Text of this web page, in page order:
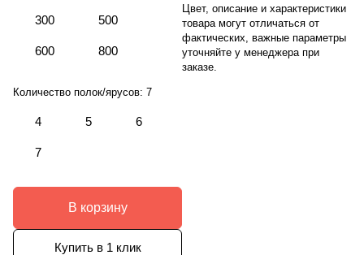
300 500
600 800
Количество полок/ярусов: 7
4 5 6
7
В корзину
Купить в 1 клик
Цвет, описание и характеристики
товара могут отличаться от
фактических, важные параметры
уточняйте у менеджера при
заказе.